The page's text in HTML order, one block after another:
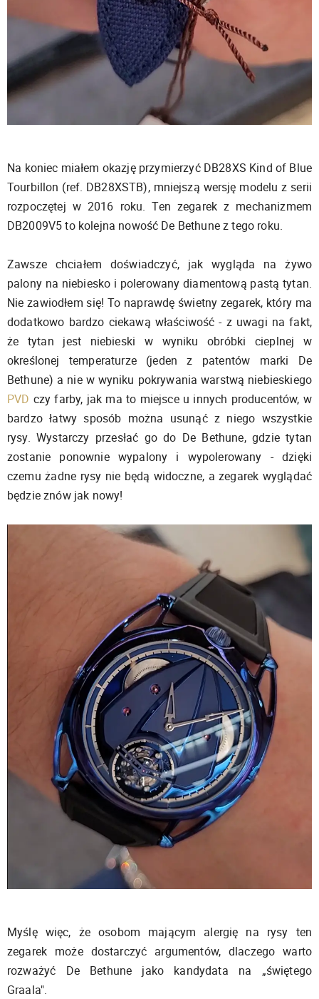
Na koniec miałem okazję przymierzyć DB28XS Kind of Blue
Tourbillon (ref. DB28XSTB), mniejszą wersję modelu z serii
rozpoczętej w 2016 roku. Ten zegarek z mechanizmem
DB2009V5 to kolejna nowość De Bethune z tego roku.
Zawsze chciałem doświadczyć, jak wygląda na żywo
palony na niebiesko i polerowany diamentową pastą tytan.
Nie zawiodłem się! To naprawdę świetny zegarek, który ma
dodatkowo bardzo ciekawą właściwość - z uwagi na fakt,
że tytan jest niebieski w wyniku obróbki cieplnej w
określonej temperaturze (jeden z patentów marki De
Bethune) a nie w wyniku pokrywania warstwą niebieskiego
PVD czy farby, jak ma to miejsce u innych producentów, w
bardzo łatwy sposób można usunąć z niego wszystkie
rysy. Wystarczy przesłać go do De Bethune, gdzie tytan
zostanie ponownie wypalony i wypolerowany - dzięki
czemu żadne rysy nie będą widoczne, a zegarek wyglądać
będzie znów jak nowy!
Myślę więc, że osobom mającym alergię na rysy ten
zegarek może dostarczyć argumentów, dlaczego warto
rozważyć De Bethune jako kandydata na „świętego
Graala".